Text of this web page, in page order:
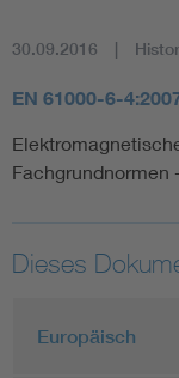
30.09.2016
EN 61000-6-
Fachgrundnormen
Dieses
Europäisch